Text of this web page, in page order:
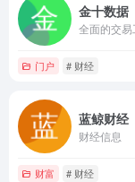
金十数据
全面的交易
门户 # 财经
蓝鲸财经
财经信息
财富 # 财经